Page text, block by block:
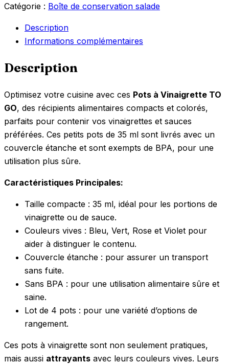
Catégorie : Boîte de conservation salade
Description
Informations complémentaires
Description
Optimisez votre cuisine avec ces Pots à Vinaigrette TO
GO, des récipients alimentaires compacts et colorés,
parfaits pour contenir vos vinaigrettes et sauces
préférées. Ces petits pots de 35 ml sont livrés avec un
couvercle étanche et sont exempts de BPA, pour une
utilisation plus sûre.
Caractéristiques Principales:
Taille compacte : 35 ml, idéal pour les portions de
vinaigrette ou de sauce.
Couleurs vives : Bleu, Vert, Rose et Violet pour
aider à distinguer le contenu.
Couvercle étanche : pour assurer un transport
sans fuite.
Sans BPA : pour une utilisation alimentaire sûre et
saine.
Lot de 4 pots : pour une variété d’options de
rangement.
Ces pots à vinaigrette sont non seulement pratiques,
mais aussi attrayants avec leurs couleurs vives. Leurs